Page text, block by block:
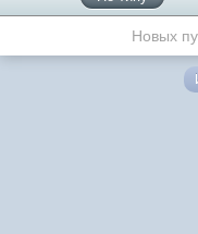
Новых